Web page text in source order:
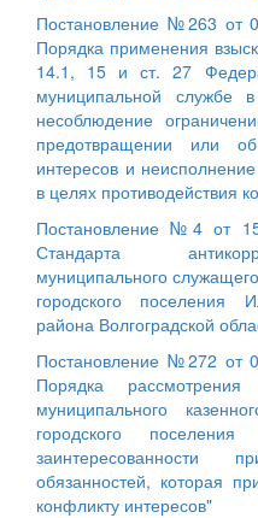
Постановление №263 от
Порядка применения
14.1, 15 и ст. 27
муниципальной службе
несоблюдение
предотвращении или об
интересов и
в целях противодействия
Постановление №4 от
Стандарта
муниципального
городского поселения
района Волгоградской
Постановление №272 от
Порядка рассмотрения
муниципального
городского
заинтересованности
обязанностей, которая
конфликту интересов"